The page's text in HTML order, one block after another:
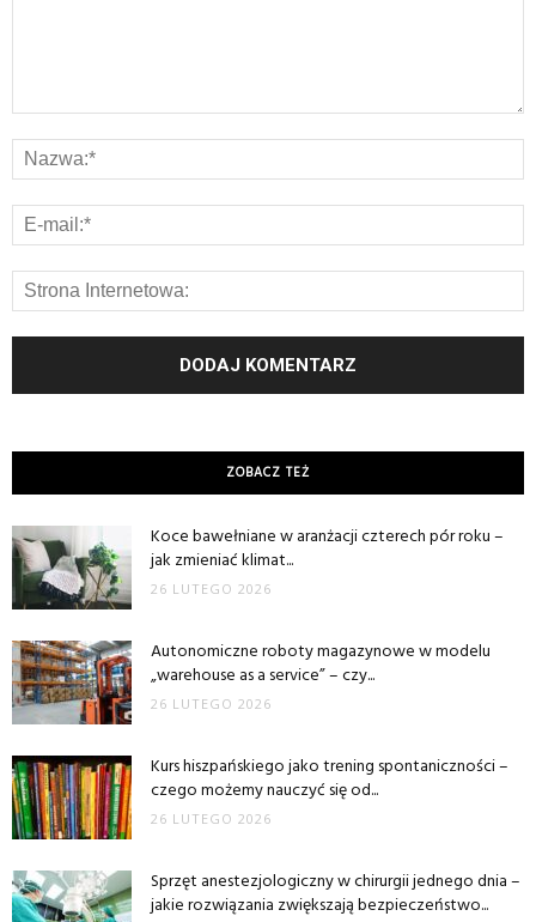
ZOBACZ TEŻ
Koce bawełniane w aranżacji czterech pór roku –
jak zmieniać klimat...
26 LUTEGO 2026
Autonomiczne roboty magazynowe w modelu
„warehouse as a service” – czy...
26 LUTEGO 2026
Kurs hiszpańskiego jako trening spontaniczności –
czego możemy nauczyć się od...
26 LUTEGO 2026
Sprzęt anestezjologiczny w chirurgii jednego dnia –
jakie rozwiązania zwiększają bezpieczeństwo...